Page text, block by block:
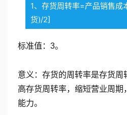
1、存货周转率=产品销售
货)/2]
标准值：3。
意义：存货的周转率是存货周
高存货周转率，缩短营业周期
能力。